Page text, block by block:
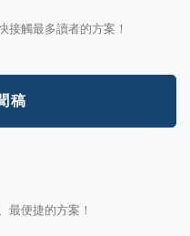
接觸最多讀者的方案！
稿
最便捷的方案！